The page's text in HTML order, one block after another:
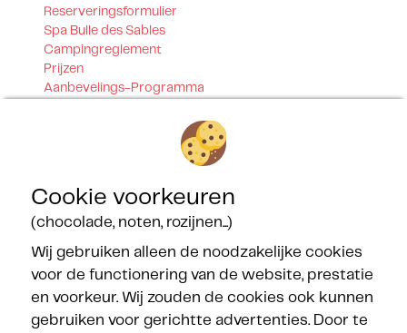
Reserveringsformulier
Spa Bulle des Sables
Campingreglement
Prijzen
Aanbevelings-Programma
Onze certificeringen
Onze partners
Cookie voorkeuren
(chocolade, noten, rozijnen...)
Wij gebruiken alleen de noodzakelijke cookies
voor de functionering van de website, prestatie
en voorkeur. Wij zouden de cookies ook kunnen
gebruiken voor gerichtte advertenties. Door te